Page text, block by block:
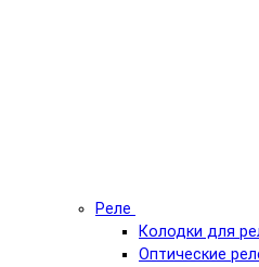
Реле
Колодки для
Оптические